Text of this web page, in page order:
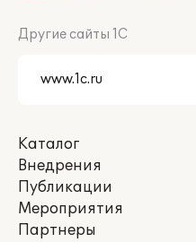
Другие сайты 1С
Каталог
Внедрения
Публикации
Мероприятия
Партнеры